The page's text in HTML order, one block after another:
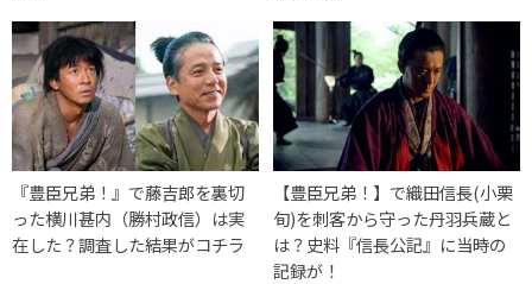
『豊臣兄弟！』で藤吉郎を裏切
った横川甚内（勝村政信）は実
在した？調査した結果がコチラ
【豊臣兄弟！】で織田信長(小栗
旬)を刺客から守った丹羽兵蔵と
は？史料『信長公記』に当時の
記録が！